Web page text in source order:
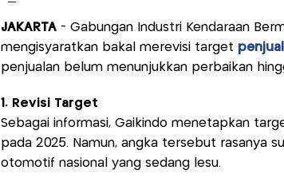
JAKARTA- Gabungan Industri Kendaraan
mengisyaratkan bakal merevisi target
penjualan belum menunjukkan perbaikan
1. Revisi Target
Sebagai informasi, Gaikindo menetapkan
pada 2025. Namun, angka tersebut rasanya
otomotif nasional yang sedang lesu.